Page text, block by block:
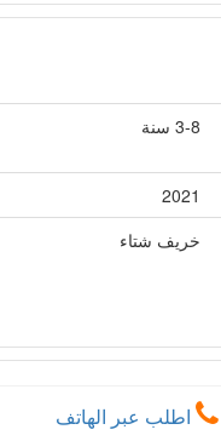
3-8 سنة
2021
خريف شتاء
اطلب عبر الهاتف